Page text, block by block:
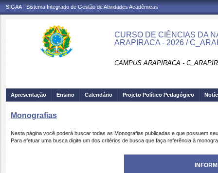
SIGAA - Sistema Integrado de Gestão de Atividades Acadêmicas
CURSO DE CIÊNCIAS DA
ARAPIRACA - 2026 /
CAMPUS ARAPIRACA -
Apresentação Ensino Calendário Projeto Político Pedagógico
Monografias
Nesta página você poderá buscar todas as Monografias publicadas e que possuem
Para efetuar uma busca digite um dos critérios de busca que faça referência à